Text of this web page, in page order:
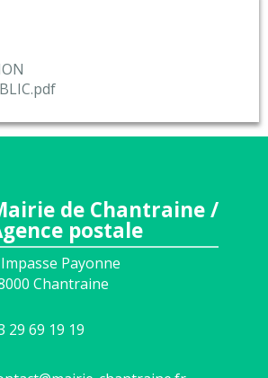
de Chantraine /
postale
Payonne
Chantraine
29 69 19 19